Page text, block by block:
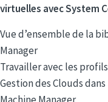
virtuelles avec System
Vue d’ensemble de la
Manager
Travailler avec les
Gestion des Clouds